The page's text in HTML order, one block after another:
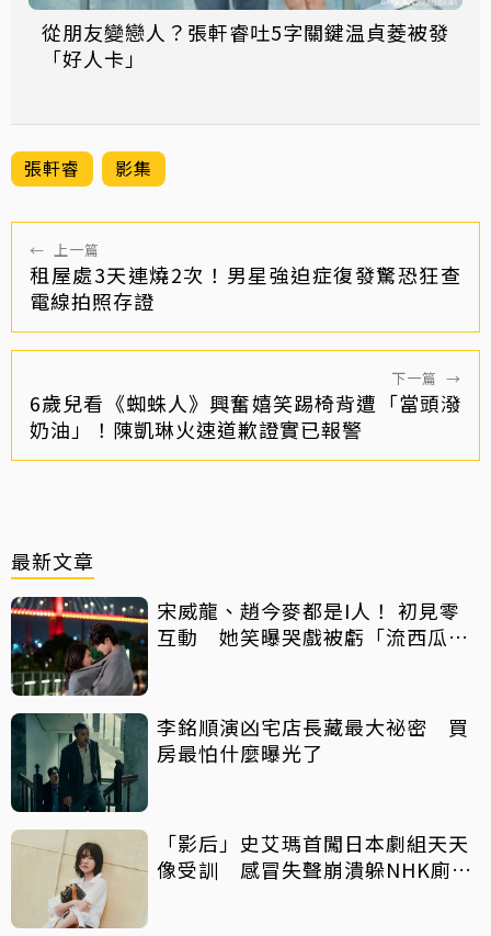
從朋友變戀人？張軒睿吐5字關鍵温貞菱被發
「好人卡」
張軒睿 影集
← 上一篇
租屋處3天連燒2次！男星強迫症復發驚恐狂查
電線拍照存證
下一篇 →
6歲兒看《蜘蛛人》興奮嬉笑踢椅背遭「當頭潑
奶油」！陳凱琳火速道歉證實已報警
最新文章
宋威龍、趙今麥都是I人！ 初見零
互動 她笑曝哭戲被虧「流西瓜
李銘順演凶宅店長藏最大祕密 買
房最怕什麼曝光了
「影后」史艾瑪首闖日本劇組天天
像受訓 感冒失聲崩潰躲NHK廁所